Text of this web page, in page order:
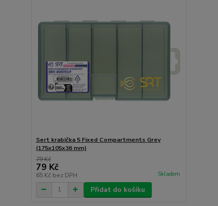
Sert krabička 5 Fixed Compartments Grey
(175x105x36 mm)
79 Kč
79 Kč
65 Kč bez DPH Skladem
Přidat do košíku